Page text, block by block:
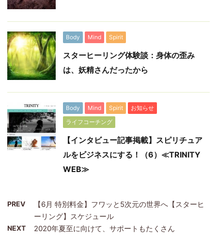
Body Mind Spirit
スターヒーリング体験談：身体の歪み
は、妖精さんだったから
Body Mind Spirit
お知らせ
ライフコーチング
【インタビュー記事掲載】スピリチュア
ルをビジネスにする！（6）≪TRINITY
WEB≫
PREV
【6月 特別料金】フワッと5次元の世界へ【スターヒ
ーリング】スケジュール
NEXT 2020年夏至に向けて、サポートもたくさん